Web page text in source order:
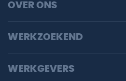
OVER ONS
WERKZOEKEND
WERKGEVERS